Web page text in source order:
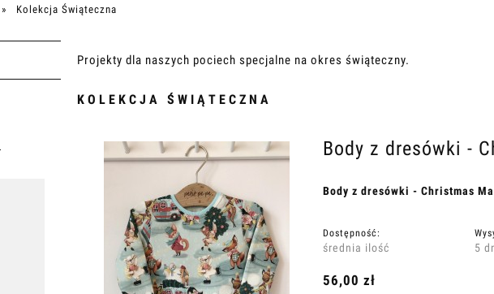
» Kolekcja Świąteczna
Projekty dla naszych pociech specjalne na okres świąteczny.
KOLEKCJA ŚWIĄTECZNA
Body z dresówki -
Body z dresówki - Christmas
Dostępność:
średnia ilość 5
56,00 zł